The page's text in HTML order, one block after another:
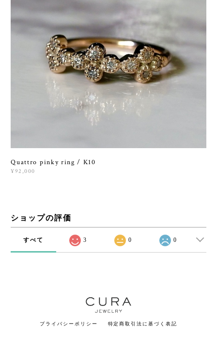
Quattro pinky ring / K10
¥92,000
ショップの評価
すべて 3 0 0
プライバシーポリシー 特定商取引法に基づく表記